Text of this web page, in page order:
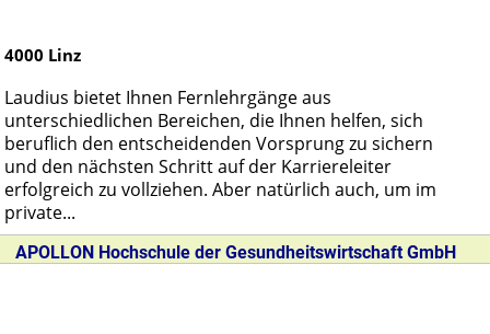
4000 Linz
Laudius bietet Ihnen Fernlehrgänge aus
unterschiedlichen Bereichen, die Ihnen helfen, sich
beruflich den entscheidenden Vorsprung zu sichern
und den nächsten Schritt auf der Karriereleiter
erfolgreich zu vollziehen. Aber natürlich auch, um im
private...
APOLLON Hochschule der Gesundheitswirtschaft GmbH